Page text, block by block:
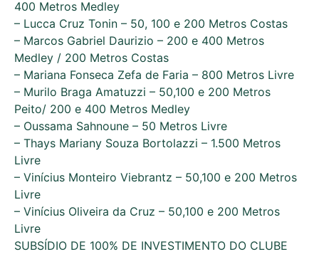
400 Metros Medley
– Lucca Cruz Tonin – 50, 100 e 200 Metros Costas
– Marcos Gabriel Daurizio – 200 e 400 Metros
Medley / 200 Metros Costas
– Mariana Fonseca Zefa de Faria – 800 Metros Livre
– Murilo Braga Amatuzzi – 50,100 e 200 Metros
Peito/ 200 e 400 Metros Medley
– Oussama Sahnoune – 50 Metros Livre
– Thays Mariany Souza Bortolazzi – 1.500 Metros
Livre
– Vinícius Monteiro Viebrantz – 50,100 e 200 Metros
Livre
– Vinícius Oliveira da Cruz – 50,100 e 200 Metros
Livre
SUBSÍDIO DE 100% DE INVESTIMENTO DO CLUBE